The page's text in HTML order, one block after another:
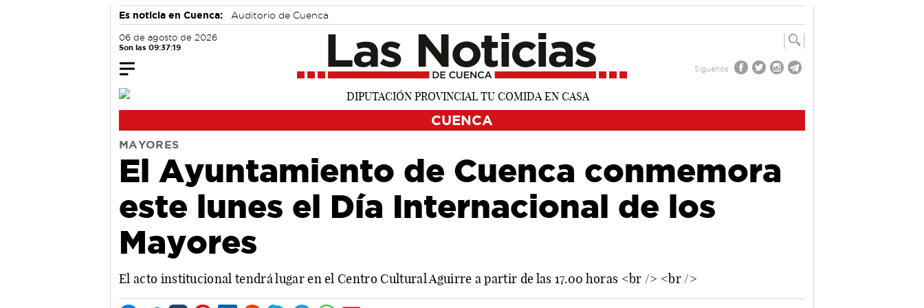
Es noticia en Cuenca: Auditorio de Cuenca
06 de agosto de 2026
Son las 09:37:20
Síguenos
CUENCA
MAYORES
El Ayuntamiento de Cuenca conmemora
este lunes el Día Internacional de los
Mayores
El acto institucional tendrá lugar en el Centro Cultural Aguirre a partir de las 17.00 horas <br /> <br />